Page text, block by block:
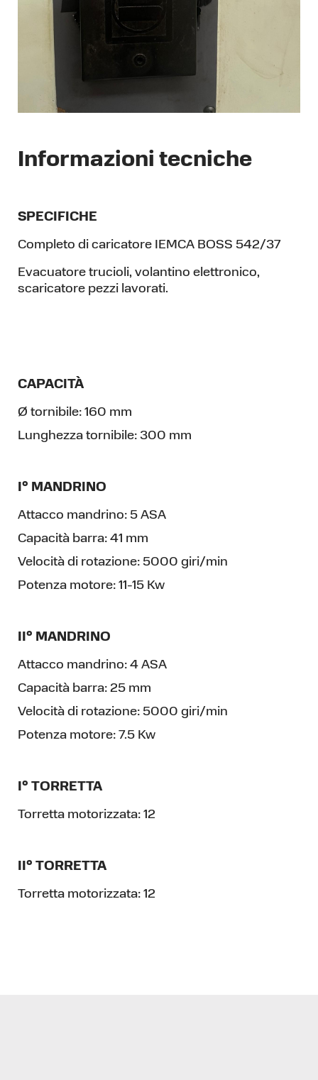
Informazioni tecniche
SPECIFICHE
Completo di caricatore IEMCA BOSS 542/37
Evacuatore trucioli, volantino elettronico,
scaricatore pezzi lavorati.
CAPACITÀ
Ø tornibile: 160 mm
Lunghezza tornibile: 300 mm
I° MANDRINO
Attacco mandrino: 5 ASA
Capacità barra: 41 mm
Velocità di rotazione: 5000 giri/min
Potenza motore: 11-15 Kw
II° MANDRINO
Attacco mandrino: 4 ASA
Capacità barra: 25 mm
Velocità di rotazione: 5000 giri/min
Potenza motore: 7.5 Kw
I° TORRETTA
Torretta motorizzata: 12
II° TORRETTA
Torretta motorizzata: 12